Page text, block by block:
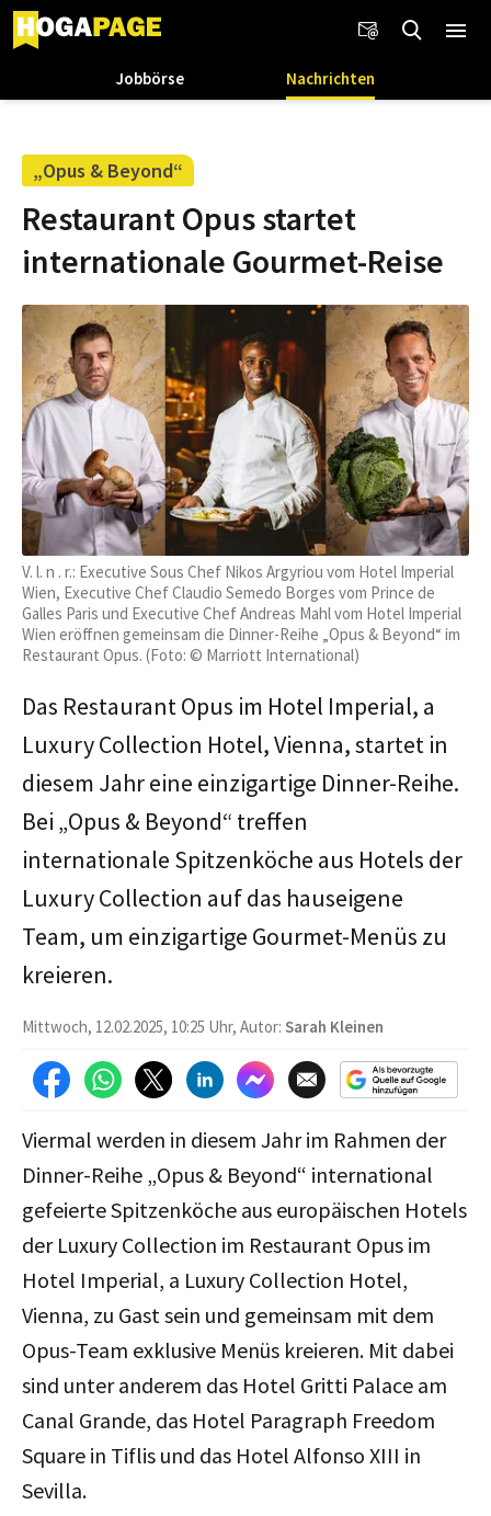
Jobbörse Nachrichten
„Opus & Beyond“
Restaurant Opus startet
internationale Gourmet-Reise
V. l. n . r.: Executive Sous Chef Nikos Argyriou vom Hotel Imperial
Wien, Executive Chef Claudio Semedo Borges vom Prince de
Galles Paris und Executive Chef Andreas Mahl vom Hotel Imperial
Wien eröffnen gemeinsam die Dinner-Reihe „Opus & Beyond“ im
Restaurant Opus. (Foto: © Marriott International)
Das Restaurant Opus im Hotel Imperial, a
Luxury Collection Hotel, Vienna, startet in
diesem Jahr eine einzigartige Dinner-Reihe.
Bei „Opus & Beyond“ treffen
internationale Spitzenköche aus Hotels der
Luxury Collection auf das hauseigene
Team, um einzigartige Gourmet-Menüs zu
kreieren.
Mittwoch, 12.02.2025, 10:25 Uhr, Autor: Sarah Kleinen
Viermal werden in diesem Jahr im Rahmen der
Dinner-Reihe „Opus & Beyond“ international
gefeierte Spitzenköche aus europäischen Hotels
der Luxury Collection im Restaurant Opus im
Hotel Imperial, a Luxury Collection Hotel,
Vienna, zu Gast sein und gemeinsam mit dem
Opus-Team exklusive Menüs kreieren. Mit dabei
sind unter anderem das Hotel Gritti Palace am
Canal Grande, das Hotel Paragraph Freedom
Square in Tiflis und das Hotel Alfonso XIII in
Sevilla.